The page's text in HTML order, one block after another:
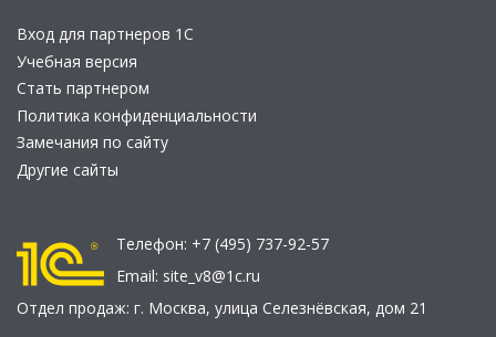
Вход для партнеров 1С
Учебная версия
Стать партнером
Политика конфиденциальности
Замечания по сайту
Другие сайты
Телефон: +7 (495) 737-92-57
Email: site_v8@1c.ru
Отдел продаж: г. Москва, улица Селезнёвская, дом 21